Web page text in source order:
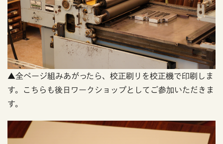
▲全ページ組みあがったら、校正刷りを校正機で印刷しま
す。こちらも後日ワークショップとしてご参加いただきま
す。